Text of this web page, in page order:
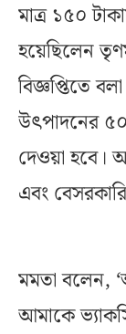
মাত্র ১৫০
হয়েছিলেন
বিজ্ঞপ্তিতে
উৎপাদনের
দেওয়া হবে।
এবং
মমতা বলেন,
আমাকে